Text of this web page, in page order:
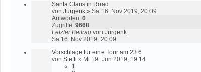
Santa Claus in Road
von Jürgenk » Sa 16. Nov 2019, 20:09
Antworten: 0
Zugriffe: 9668
Letzter Beitrag von Jürgenk
Sa 16. Nov 2019, 20:09
Vorschläge für eine Tour am 23.6
von Steffi » Mi 19. Jun 2019, 19:14
1